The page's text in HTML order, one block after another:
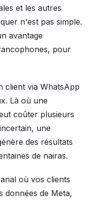
et les autres
n'est pas simple.
avantage
pour
client via WhatsApp
Là où une
coûter plusieurs
une
des résultats
de nairas.
où vos clients
données de Meta,